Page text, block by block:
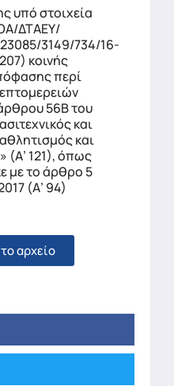
υπό στοιχεία
ΔΤΑΕΥ/
3149/734/16-
κοινής
περί
56Β του
και
και
(Α’ 121), όπως
με το άρθρο 5
(Α’ 94)
αρχείο